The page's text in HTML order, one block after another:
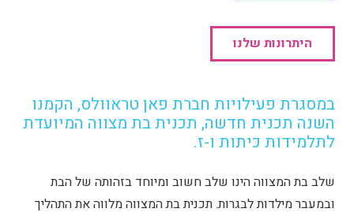
היתרונות שלנו
במסגרת פעילויות חברת פאן טראוולס, הקמנו
השנה תכנית חדשה, תכנית בת מצווה המיועדת
לתלמידות כיתות ו-ז.
שלב בת המצווה הינו שלב חשוב ומיוחד בזהותה של הבת
ובמעבר מילדות לבגרות. תכנית בת המצווה מלווה את התהליך